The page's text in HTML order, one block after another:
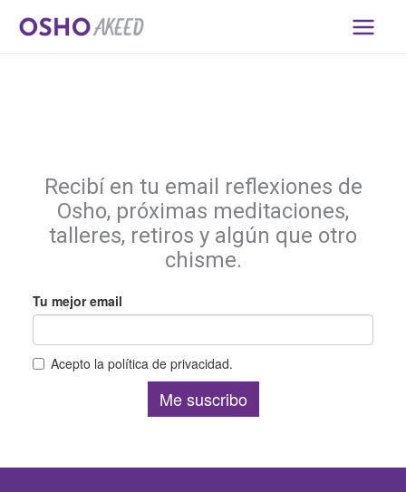
Recibí en tu email reflexiones de
Osho, próximas meditaciones,
talleres, retiros y algún que otro
chisme.